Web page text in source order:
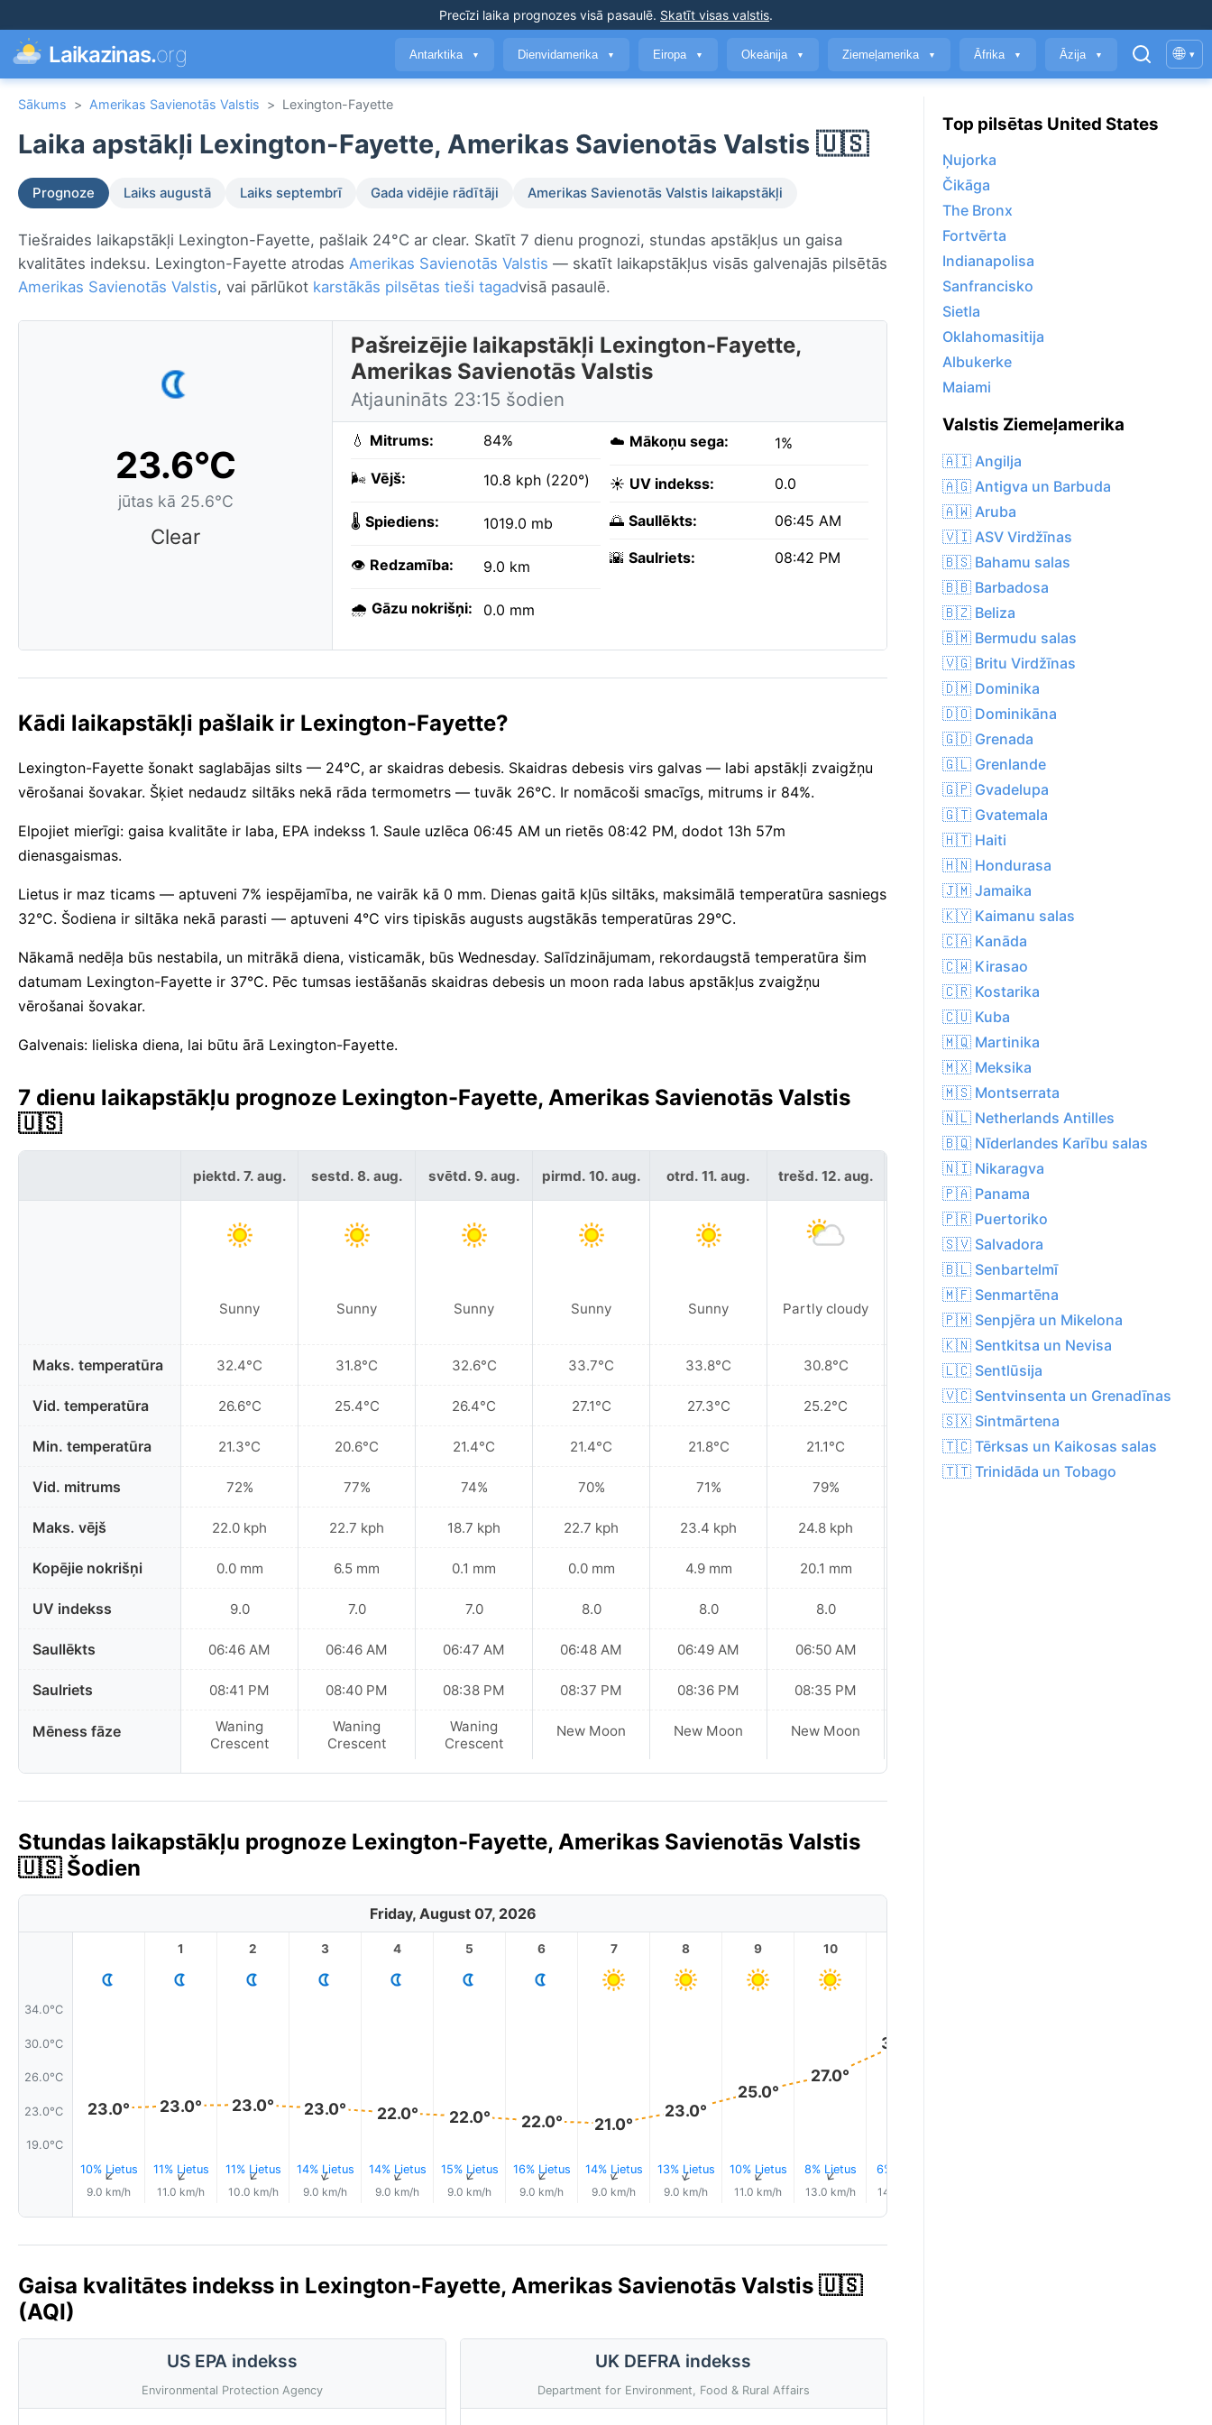
Precīzi laika prognozes visā pasaulē. Skatīt visas valstis.
Laikazinas.org Antarktika ▼ Dienvidamerika ▼ Eiropa ▼ Okeānija ▼ Ziemeļamerika ▼ Āfrika ▼ Āzija ▼ 🌐 ▾
Sākums > Amerikas Savienotās Valstis > Lexington-Fayette
Laika apstākļi Lexington-Fayette, Amerikas Savienotās Valstis 🇺🇸
Prognoze Laiks augustā Laiks septembrī Gada vidējie rādītāji Amerikas Savienotās Valstis laikapstākļi
Tiešraides laikapstākļi Lexington-Fayette, pašlaik 24°C ar clear. Skatīt 7 dienu prognozi, stundas apstākļus un gaisa
kvalitātes indeksu. Lexington-Fayette atrodas Amerikas Savienotās Valstis — skatīt laikapstākļus visās galvenajās pilsētās
Amerikas Savienotās Valstis, vai pārlūkot karstākās pilsētas tieši tagadvisā pasaulē.
23.6°C
jūtas kā 25.6°C
Clear
Pašreizējie laikapstākļi Lexington-Fayette,
Amerikas Savienotās Valstis
Atjaunināts 23:15 šodien
💧 Mitrums: 84%
🌬️ Vējš: 10.8 kph (220°)
🌡️ Spiediens: 1019.0 mb
👁️ Redzamība: 9.0 km
🌧️ Gāzu nokrišņi: 0.0 mm
☁️ Mākoņu sega: 1%
☀️ UV indekss: 0.0
🌅 Saullēkts: 06:45 AM
🌇 Saulriets: 08:42 PM
Kādi laikapstākļi pašlaik ir Lexington-Fayette?
Lexington-Fayette šonakt saglabājas silts — 24°C, ar skaidras debesis. Skaidras debesis virs galvas — labi apstākļi zvaigžņu
vērošanai šovakar. Šķiet nedaudz siltāks nekā rāda termometrs — tuvāk 26°C. Ir nomācoši smacīgs, mitrums ir 84%.
Elpojiet mierīgi: gaisa kvalitāte ir laba, EPA indekss 1. Saule uzlēca 06:45 AM un rietēs 08:42 PM, dodot 13h 57m
dienasgaismas.
Lietus ir maz ticams — aptuveni 7% iespējamība, ne vairāk kā 0 mm. Dienas gaitā kļūs siltāks, maksimālā temperatūra sasniegs
32°C. Šodiena ir siltāka nekā parasti — aptuveni 4°C virs tipiskās augusts augstākās temperatūras 29°C.
Nākamā nedēļa būs nestabila, un mitrākā diena, visticamāk, būs Wednesday. Salīdzinājumam, rekordaugstā temperatūra šim
datumam Lexington-Fayette ir 37°C. Pēc tumsas iestāšanās skaidras debesis un moon rada labus apstākļus zvaigžņu
vērošanai šovakar.
Galvenais: lieliska diena, lai būtu ārā Lexington-Fayette.
7 dienu laikapstākļu prognoze Lexington-Fayette, Amerikas Savienotās Valstis
🇺🇸
Maks. temperatūra
Vid. temperatūra
Min. temperatūra
Vid. mitrums
Maks. vējš
Kopējie nokrišņi
UV indekss
Saullēkts
Saulriets
Mēness fāze
piektd. 7. aug.
Sunny
32.4°C
26.6°C
21.3°C
72%
22.0 kph
0.0 mm
9.0
06:46 AM
08:41 PM
Waning
Crescent
sestd. 8. aug.
Sunny
31.8°C
25.4°C
20.6°C
77%
22.7 kph
6.5 mm
7.0
06:46 AM
08:40 PM
Waning
Crescent
svētd. 9. aug.
Sunny
32.6°C
26.4°C
21.4°C
74%
18.7 kph
0.1 mm
7.0
06:47 AM
08:38 PM
Waning
Crescent
pirmd. 10. aug.
Sunny
33.7°C
27.1°C
21.4°C
70%
22.7 kph
0.0 mm
8.0
06:48 AM
08:37 PM
New Moon
otrd. 11. aug.
Sunny
33.8°C
27.3°C
21.8°C
71%
23.4 kph
4.9 mm
8.0
06:49 AM
08:36 PM
New Moon
trešd. 12. aug.
Partly cloudy
30.8°C
25.2°C
21.1°C
79%
24.8 kph
20.1 mm
8.0
06:50 AM
08:35 PM
New Moon
ceturtd. 13.
aug.
Patchy rain
nearby
27.2°C
22.8°C
18.8°C
Stundas laikapstākļu prognoze Lexington-Fayette, Amerikas Savienotās Valstis
🇺🇸 Šodien
Friday, August 07, 2026
34.0°C
30.0°C
26.0°C
23.0°C
19.0°C
23.0°
10% Lietus
↑
9.0 km/h
1
23.0°
11% Lietus
↑
11.0 km/h
2
23.0°
11% Lietus
↑
10.0 km/h
3
23.0°
14% Lietus
↑
9.0 km/h
4
22.0°
14% Lietus
↑
9.0 km/h
5
22.0°
15% Lietus
↑
9.0 km/h
6
22.0°
16% Lietus
↑
9.0 km/h
7
21.0°
14% Lietus
↑
9.0 km/h
8
23.0°
13% Lietus
↑
9.0 km/h
9
25.0°
10% Lietus
↑
11.0 km/h
10
27.0°
8% Lietus
↑
13.0 km/h
30.0°
6% Lietus
14.0 km/h
Gaisa kvalitātes indekss in Lexington-Fayette, Amerikas Savienotās Valstis 🇺🇸
(AQI)
US EPA indekss
Environmental Protection Agency
UK DEFRA indekss
Department for Environment, Food & Rural Affairs
Top pilsētas United States
Ņujorka
Čikāga
The Bronx
Fortvērta
Indianapolisa
Sanfrancisko
Sietla
Oklahomasitija
Albukerke
Maiami
Valstis Ziemeļamerika
🇦🇮 Angilja
🇦🇬 Antigva un Barbuda
🇦🇼 Aruba
🇻🇮 ASV Virdžīnas
🇧🇸 Bahamu salas
🇧🇧 Barbadosa
🇧🇿 Beliza
🇧🇲 Bermudu salas
🇻🇬 Britu Virdžīnas
🇩🇲 Dominika
🇩🇴 Dominikāna
🇬🇩 Grenada
🇬🇱 Grenlande
🇬🇵 Gvadelupa
🇬🇹 Gvatemala
🇭🇹 Haiti
🇭🇳 Hondurasa
🇯🇲 Jamaika
🇰🇾 Kaimanu salas
🇨🇦 Kanāda
🇨🇼 Kirasao
🇨🇷 Kostarika
🇨🇺 Kuba
🇲🇶 Martinika
🇲🇽 Meksika
🇲🇸 Montserrata
🇳🇱 Netherlands Antilles
🇧🇶 Nīderlandes Karību salas
🇳🇮 Nikaragva
🇵🇦 Panama
🇵🇷 Puertoriko
🇸🇻 Salvadora
🇧🇱 Senbartelmī
🇲🇫 Senmartēna
🇵🇲 Senpjēra un Mikelona
🇰🇳 Sentkitsa un Nevisa
🇱🇨 Sentlūsija
🇻🇨 Sentvinsenta un Grenadīnas
🇸🇽 Sintmārtena
🇹🇨 Tērksas un Kaikosas salas
🇹🇹 Trinidāda un Tobago